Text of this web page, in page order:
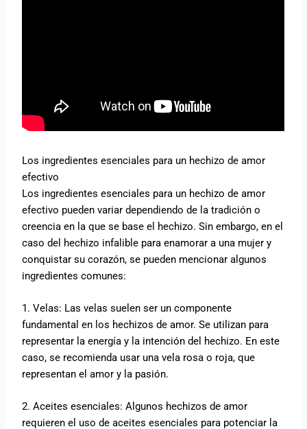
Los ingredientes esenciales para un hechizo de amor
efectivo
Los ingredientes esenciales para un hechizo de amor
efectivo pueden variar dependiendo de la tradición o
creencia en la que se base el hechizo. Sin embargo, en el
caso del hechizo infalible para enamorar a una mujer y
conquistar su corazón, se pueden mencionar algunos
ingredientes comunes:
1. Velas: Las velas suelen ser un componente
fundamental en los hechizos de amor. Se utilizan para
representar la energía y la intención del hechizo. En este
caso, se recomienda usar una vela rosa o roja, que
representan el amor y la pasión.
2. Aceites esenciales: Algunos hechizos de amor
requieren el uso de aceites esenciales para potenciar la